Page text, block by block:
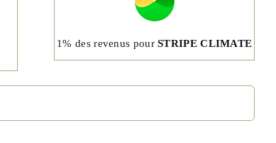
1% des revenus pourSTRIPE CLIMATE